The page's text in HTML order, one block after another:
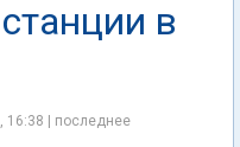
в
16:38 | последнее